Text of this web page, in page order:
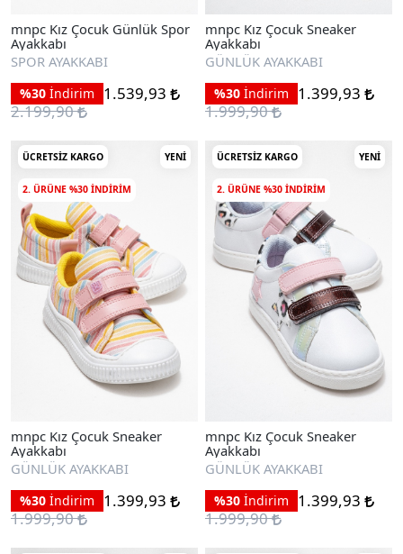
mnpc Kız Çocuk Günlük Spor
Ayakkabı
SPOR AYAKKABI
%30 İndirim
1.539,93
2.199,90
mnpc Kız Çocuk Sneaker
Ayakkabı
GÜNLÜK AYAKKABI
%30 İndirim
1.399,93
1.999,90
ÜCRETSIZ KARGO YENI
2. ÜRÜNE %30 INDIRIM
mnpc Kız Çocuk Sneaker
Ayakkabı
GÜNLÜK AYAKKABI
%30 İndirim
1.399,93
1.999,90
ÜCRETSIZ KARGO YENI
2. ÜRÜNE %30 INDIRIM
mnpc Kız Çocuk Sneaker
Ayakkabı
GÜNLÜK AYAKKABI
%30 İndirim
1.399,93
1.999,90